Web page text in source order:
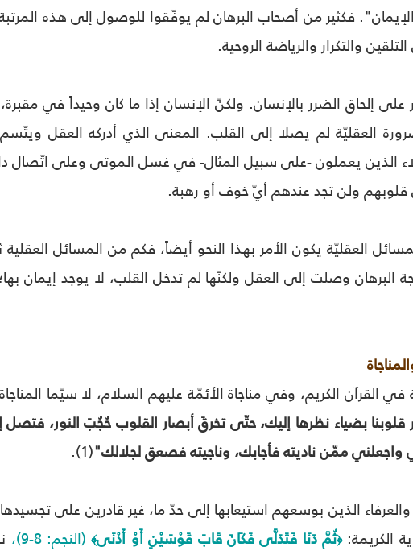
فكثير من أصحاب البرهان لم يوفّقوا للوصول إلى هذه
والتكرار والرياضة الروحية.
على إلحاق الضرر بالإنسان. ولكنّ الإنسان إذا ما كان وحيداً في
العقليّة لم يصلا إلى القلب. المعنى الذي أدركه العقل
الذين يعملون -على سبيل المثال- في غسل الموتى وعلى اتّصال
قلوبهم ولن تجد عندهم أيّ خوف أو رهبة.
العقليّة يكون الأمر بهذا النحو أيضاً، فكم من المسائل العقلية
البرهان وصلت إلى العقل ولكنّها لم تدخل القلب، لا يوجد إيمان
القرآن الكريم، وفي مناجاة الأئمّة عليهم السلام، لا سيّما
قلوبنا بضياء نظرها إليك، حتّى تخرقَ أبصار القلوب حُجُبَ النور،
واجعلني ممّن ناديته فأجابك، وناجيته فصعق لجلالك"(1).
الذين بوسعهم استيعابها إلى حدّ ما، غير قادرين على
الكريمة:﴿ثُمَّ دَنَا فَتَدَلَّى فَكَانَ قَابَ قَوْسَيْنِ أَوْ أَدْنَى﴾(النجم: 8-9)،